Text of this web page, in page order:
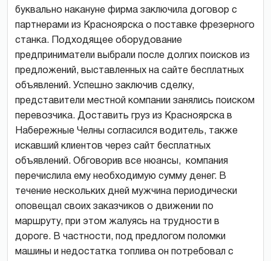
буквально накануне фирма заключила договор с
партнерами из Красноярска о поставке фрезерного
станка. Подходящее оборудование
предприниматели выбрали после долгих поисков из
предложений, выставленных на сайте бесплатных
объявлений. Успешно заключив сделку,
представители местной компании занялись поиском
перевозчика. Доставить груз из Красноярска в
Набережные Челны согласился водитель, также
искавший клиентов через сайт бесплатных
объявлений. Обговорив все нюансы, компания
перечислила ему необходимую сумму денег. В
течение нескольких дней мужчина периодически
оповещал своих заказчиков о движении по
маршруту, при этом жалуясь на трудности в
дороге. В частности, под предлогом поломки
машины и недостатка топлива он потребовал с